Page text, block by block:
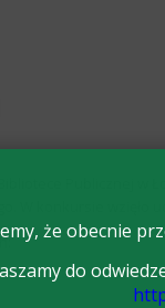
Publicznej w
W konkursie wzięło
że obecnie
do